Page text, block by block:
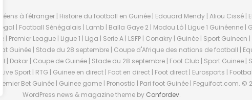
à l'étranger | Histoire du football en Guinée | Edouard Mendy | Aliou Cissé |
| Football Sénégalais | Lamb | Balla Gaye 2 | Modou Lô | Ligue 1 Guinéenne |
League | Ligue 1 | Liga | Serie A | LSFP | Conakry | Guinée | Sport
Guinée | Stade du 28 septembre | Coupe d'Afrique des nations de football |
| Dakar | Coupe de Guinée | Stade du 28 septembre | Foot Club | Sport Guinee |
Sport | RTG | Guinee en direct | Foot en direct | Foot direct | Eurosports |
Bet Guinée | Guinee game | Pronostic | Pari foot Guinée | Feguifoot.com. ©
WordPress news & magazine theme by Confordev.